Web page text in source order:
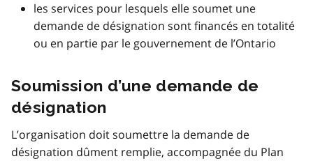
les services pour lesquels elle soumet une
demande de désignation sont financés en totalité
ou en partie par le gouvernement de l’Ontario
Soumission d’une demande de
désignation
L’organisation doit soumettre la demande de
désignation dûment remplie, accompagnée du Plan